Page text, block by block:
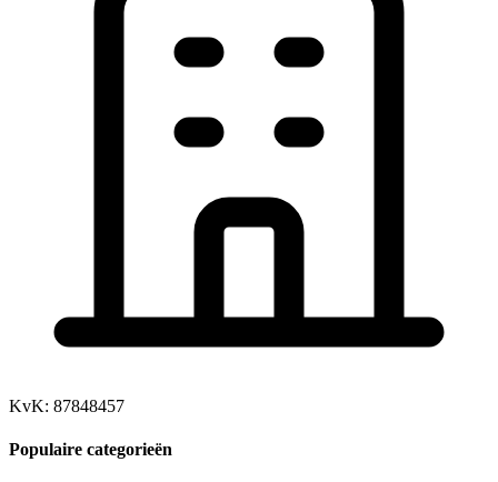
KvK: 87848457
Populaire categorieën